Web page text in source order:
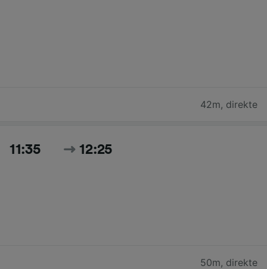
42m, direkte
11:35 12:25
50m, direkte